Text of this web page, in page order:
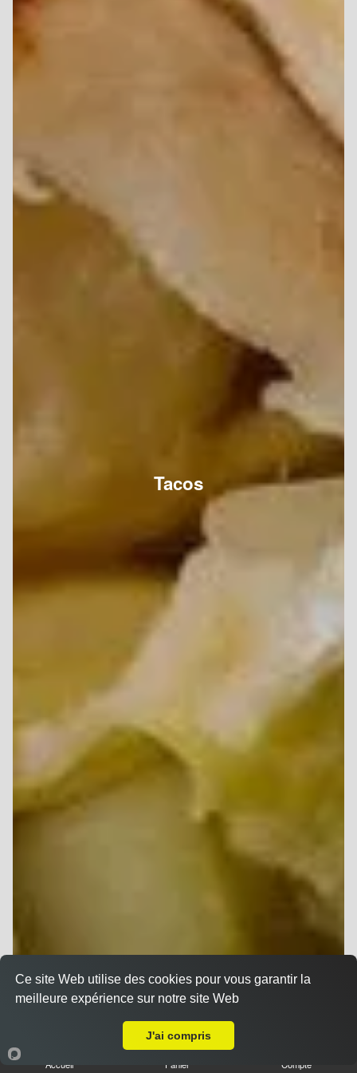
Tacos
Accueil Panier Compte
Ce site Web utilise des cookies pour vous garantir la
meilleure expérience sur notre site Web
J'ai compris